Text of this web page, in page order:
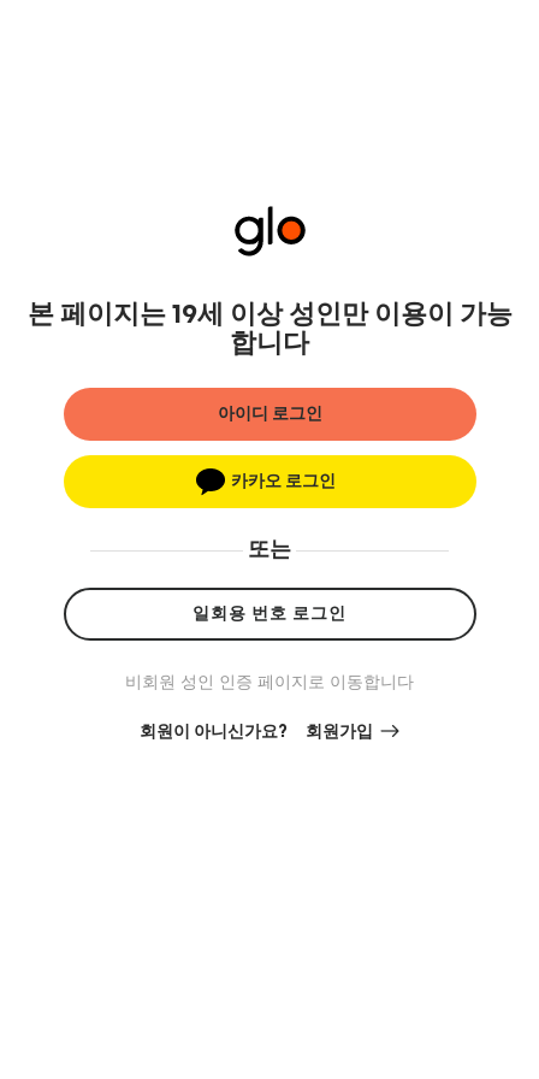
본 페이지는 19세 이상 성인만 이용이 가능
합니다
아이디 로그인
카카오 로그인
또는
일회용 번호 로그인
비회원 성인 인증 페이지로 이동합니다
회원이 아니신가요? 회원가입